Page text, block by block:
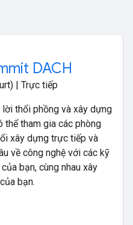
DACH
| Trực tiếp
thổi phồng và xây dựng
thể tham gia các phòng
xây dựng trực tiếp và
về công nghệ với các kỹ
bạn, cùng nhau xây
bạn.